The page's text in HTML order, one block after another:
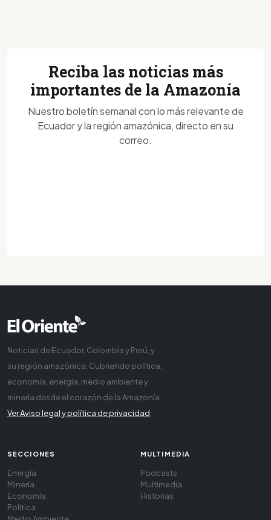
Reciba las noticias más
importantes de la Amazonía
Nuestro boletín semanal con lo más relevante de
Ecuador y la región amazónica, directo en su
correo.
Noticias de Ecuador, Colombia y Perú, y
su región amazónica. Cubriendo política,
economía, energía, medio ambiente y
minería desde el corazón de la Amazonía
Ver Aviso legal y política de privacidad
SECCIONES
Energía
Minería
Economía
Política
MULTIMEDIA
Podcasts
Multimedia
Historias